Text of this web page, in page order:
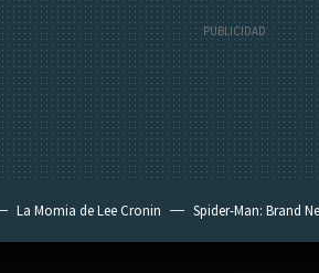
La Momia de Lee Cronin Spider-Man: Brand